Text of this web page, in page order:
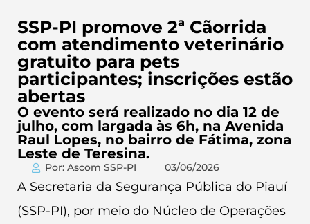
SSP-PI promove 2ª Cãorrida
com atendimento veterinário
gratuito para pets
participantes; inscrições estão
abertas
O evento será realizado no dia 12 de
julho, com largada às 6h, na Avenida
Raul Lopes, no bairro de Fátima, zona
Leste de Teresina.
Por: Ascom SSP-PI 03/06/2026
A Secretaria da Segurança Pública do Piauí
(SSP-PI), por meio do Núcleo de Operações